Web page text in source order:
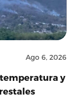
Ago 6, 2026
y